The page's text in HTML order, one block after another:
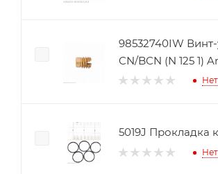
98532740IW
CN/BCN (N
5019J Прокладка